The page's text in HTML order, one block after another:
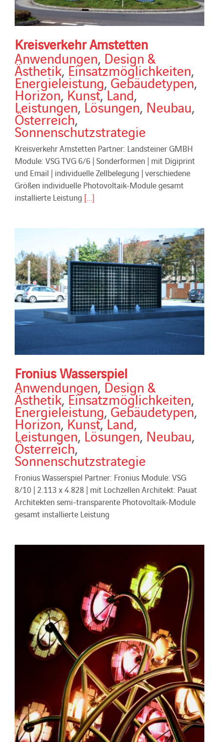
Kreisverkehr Amstetten
Anwendungen, Design &
Ästhetik,Einsatzmöglichkeiten,
Energieleistung,Gebäudetypen,
Horizon,Kunst,Land,
Leistungen,Lösungen, Neubau,
Österreich,
Sonnenschutzstrategie
Kreisverkehr Amstetten Partner: Landsteiner GMBH
Module: VSG TVG 6/6 | Sonderformen | mit Digiprint
und Email | individuelle Zellbelegung | verschiedene
Größen individuelle Photovoltaik-Module gesamt
installierte Leistung [...]
Fronius Wasserspiel
Anwendungen, Design &
Ästhetik,Einsatzmöglichkeiten,
Energieleistung,Gebäudetypen,
Horizon,Kunst,Land,
Leistungen,Lösungen, Neubau,
Österreich,
Sonnenschutzstrategie
Fronius Wasserspiel Partner: Fronius Module: VSG
8/10 | 2.113 x 4.828 | mit Lochzellen Architekt: Pauat
Architekten semi-transparente Photovoltaik-Module
gesamt installierte Leistung